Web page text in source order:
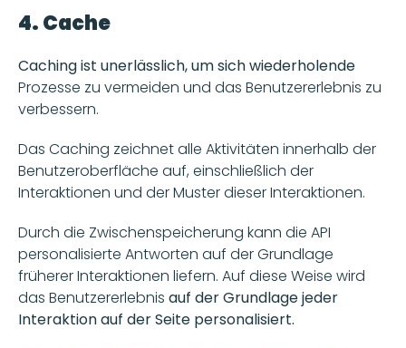
4. Cache
Caching ist unerlässlich, um sich wiederholende
Prozesse zu vermeiden und das Benutzererlebnis zu
verbessern.
Das Caching zeichnet alle Aktivitäten innerhalb der
Benutzeroberfläche auf, einschließlich der
Interaktionen und der Muster dieser Interaktionen.
Durch die Zwischenspeicherung kann die API
personalisierte Antworten auf der Grundlage
früherer Interaktionen liefern. Auf diese Weise wird
das Benutzererlebnis auf der Grundlage jeder
Interaktion auf der Seite personalisiert.